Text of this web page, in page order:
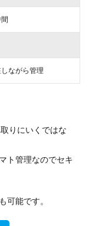
ながら管理
りにいくではな
ト管理なのでセキ
可能です。